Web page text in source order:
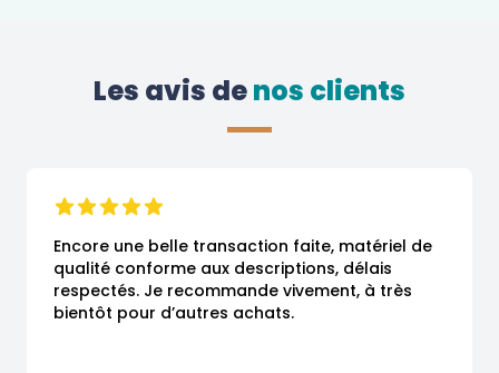
Les avis de nos clients
Encore une belle transaction faite, matériel de
qualité conforme aux descriptions, délais
respectés. Je recommande vivement, à très
bientôt pour d’autres achats.